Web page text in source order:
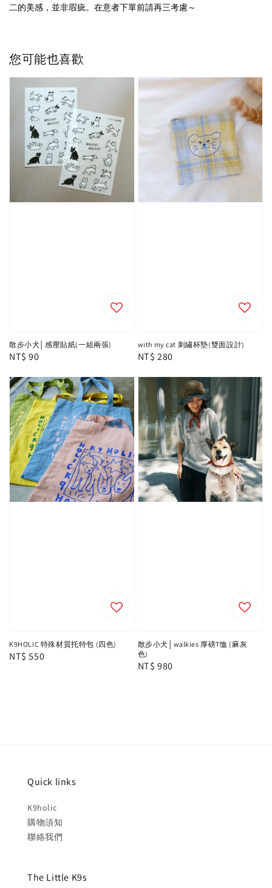
二的美感，並非瑕疵。 在意者下單前請再三考慮～
您可能也喜歡
散步小犬│感壓貼紙(一組兩張)
Regular
NT$ 90
with my cat 刺繡杯墊(雙面設計)
Regular
NT$ 280
K9HOLIC 特殊材質托特包 (四色)
Regular
NT$ 550
散步小犬│walkies 厚磅T恤 (麻灰
色)
Regular
NT$ 980
Quick links
K9holic
購物須知
聯絡我們
The Little K9s